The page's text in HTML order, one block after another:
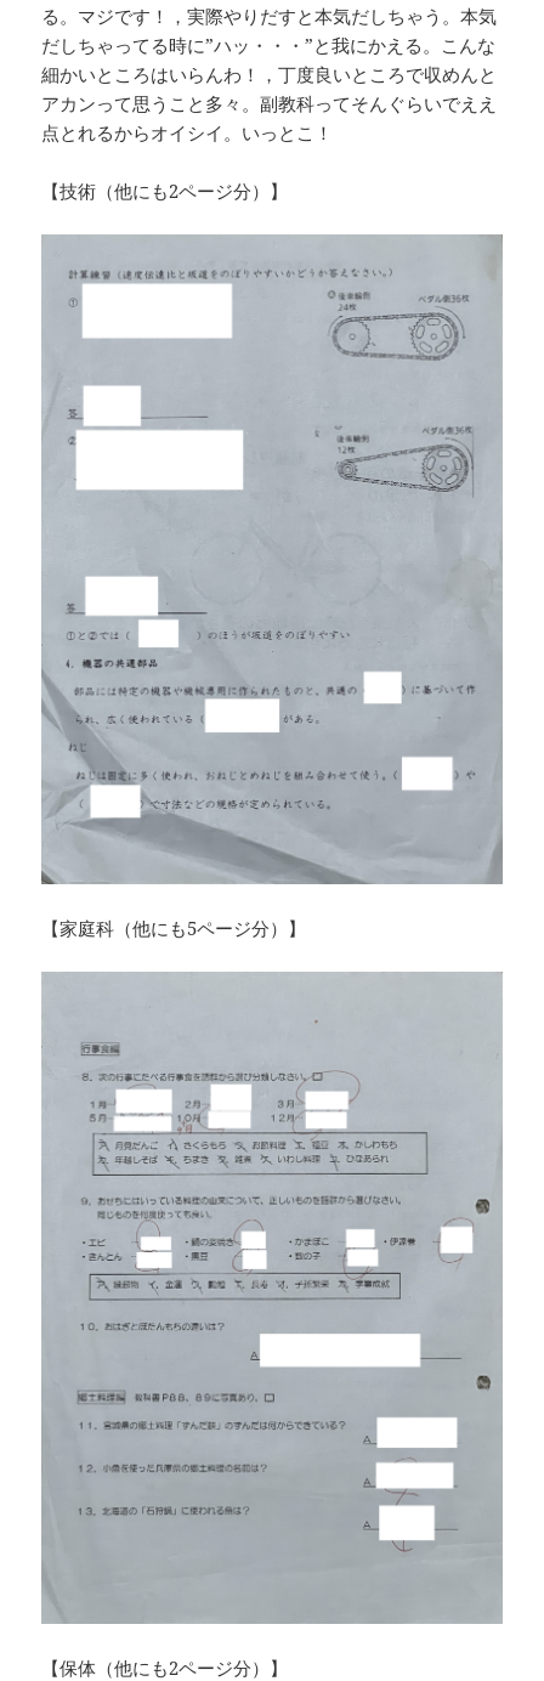
る。マジです！，実際やりだすと本気だしちゃう。本気
だしちゃってる時に”ハッ・・・”と我にかえる。こんな
細かいところはいらんわ！，丁度良いところで収めんと
アカンって思うこと多々。副教科ってそんぐらいでええ
点とれるからオイシイ。いっとこ！
【技術（他にも2ページ分）】
【家庭科（他にも5ページ分）】
【保体（他にも2ページ分）】